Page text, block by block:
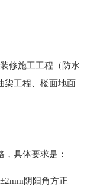
修施工工程（防水
柒工程、楼面地面
具体要求是：
阴阳角方正